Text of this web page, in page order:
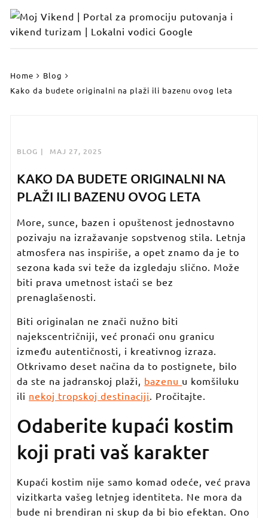
Skip
content
Home
Blog
Kako da budete originalni na plaži ili bazenu ovog leta
BLOG МАЈ 27, 2025
KAKO DA BUDETE ORIGINALNI NA
PLAŽI ILI BAZENU OVOG LETA
More, sunce, bazen i opuštenost jednostavno
pozivaju na izražavanje sopstvenog stila. Letnja
atmosfera nas inspiriše, a opet znamo da je to
sezona kada svi teže da izgledaju slično. Može
biti prava umetnost istaći se bez
prenaglašenosti.
Biti originalan ne znači nužno biti
najekscentričniji, već pronaći onu granicu
između autentičnosti, i kreativnog izraza.
Otkrivamo deset načina da to postignete, bilo
da ste na jadranskoj plaži, bazenu u komšiluku
ili nekoj tropskoj destinaciji. Pročitajte.
Odaberite kupaći kostim
koji prati vaš karakter
Kupaći kostim nije samo komad odeće, već prava
vizitkarta vašeg letnjeg identiteta. Ne mora da
bude ni brendiran ni skup da bi bio efektan. Ono